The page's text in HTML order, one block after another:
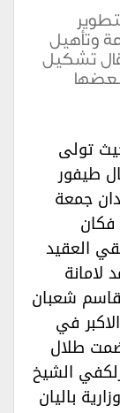
وتأهيل
تشكيل
تولى
طيفور
جمعة
العقيد
شعبان
في
طلال
الشيخ
باليان